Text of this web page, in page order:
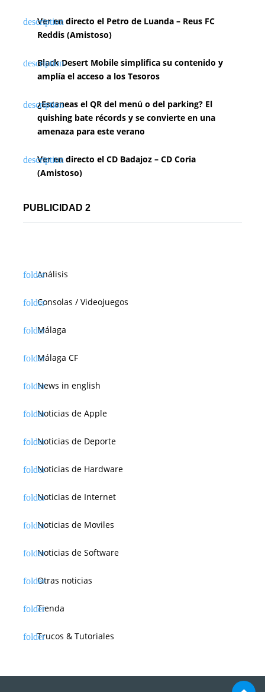
Ver en directo el Petro de Luanda – Reus FC
Reddis (Amistoso)
Black Desert Mobile simplifica su contenido y
amplía el acceso a los Tesoros
¿Escaneas el QR del menú o del parking? El
quishing bate récords y se convierte en una
amenaza para este verano
Ver en directo el CD Badajoz – CD Coria
(Amistoso)
PUBLICIDAD 2
Análisis
Consolas / Videojuegos
Málaga
Málaga CF
News in english
Noticias de Apple
Noticias de Deporte
Noticias de Hardware
Noticias de Internet
Noticias de Moviles
Noticias de Software
Otras noticias
Tienda
Trucos & Tutoriales